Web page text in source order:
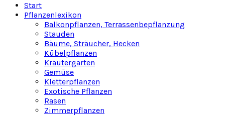
Start
Pflanzenlexikon
Balkonpflanzen, Terrassenbepflanzung
Stauden
Bäume, Sträucher, Hecken
Kübelpflanzen
Kräutergarten
Gemüse
Kletterpflanzen
Exotische Pflanzen
Rasen
Zimmerpflanzen